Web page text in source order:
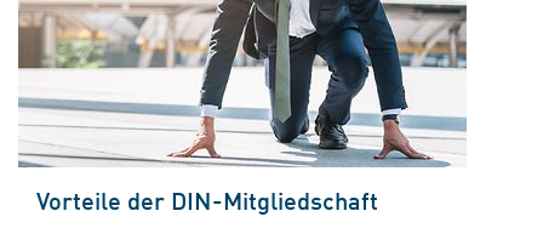
Vorteile der DIN-Mitgliedschaft